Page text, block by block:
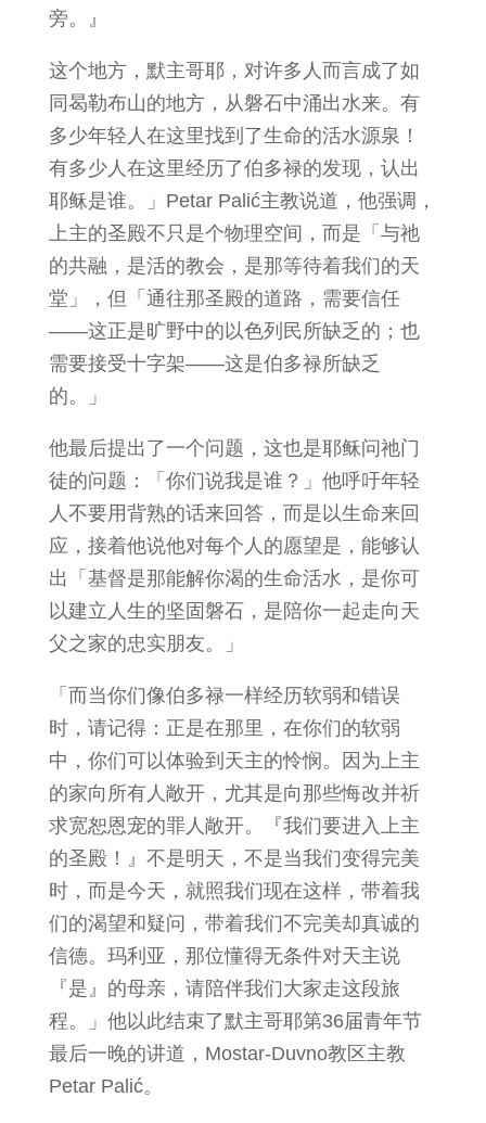
旁。』
这个地方，默主哥耶，对许多人而言成了如
同曷勒布山的地方，从磐石中涌出水来。有
多少年轻人在这里找到了生命的活水源泉！
有多少人在这里经历了伯多禄的发现，认出
耶稣是谁。」Petar Palić主教说道，他强调，
上主的圣殿不只是个物理空间，而是「与祂
的共融，是活的教会，是那等待着我们的天
堂」，但「通往那圣殿的道路，需要信任
——这正是旷野中的以色列民所缺乏的；也
需要接受十字架——这是伯多禄所缺乏
的。」
他最后提出了一个问题，这也是耶稣问祂门
徒的问题：「你们说我是谁？」他呼吁年轻
人不要用背熟的话来回答，而是以生命来回
应，接着他说他对每个人的愿望是，能够认
出「基督是那能解你渴的生命活水，是你可
以建立人生的坚固磐石，是陪你一起走向天
父之家的忠实朋友。」
「而当你们像伯多禄一样经历软弱和错误
时，请记得：正是在那里，在你们的软弱
中，你们可以体验到天主的怜悯。因为上主
的家向所有人敞开，尤其是向那些悔改并祈
求宽恕恩宠的罪人敞开。『我们要进入上主
的圣殿！』不是明天，不是当我们变得完美
时，而是今天，就照我们现在这样，带着我
们的渴望和疑问，带着我们不完美却真诚的
信德。玛利亚，那位懂得无条件对天主说
『是』的母亲，请陪伴我们大家走这段旅
程。」他以此结束了默主哥耶第36届青年节
最后一晚的讲道，Mostar-Duvno教区主教
Petar Palić。